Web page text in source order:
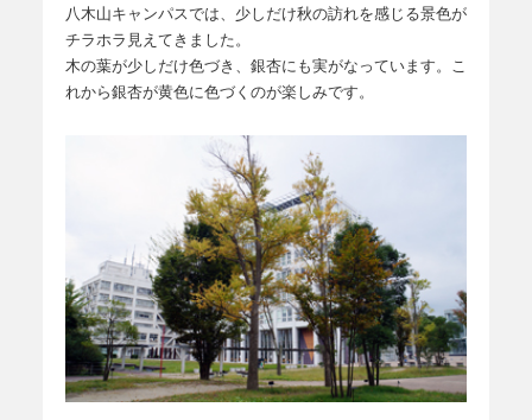
八木山キャンパスでは、少しだけ秋の訪れを感じる景色が
チラホラ見えてきました。
木の葉が少しだけ色づき、銀杏にも実がなっています。こ
れから銀杏が黄色に色づくのが楽しみです。